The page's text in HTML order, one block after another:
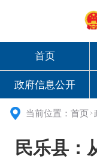
首页
政府信息公开
当前位置：首页 >
民乐县：